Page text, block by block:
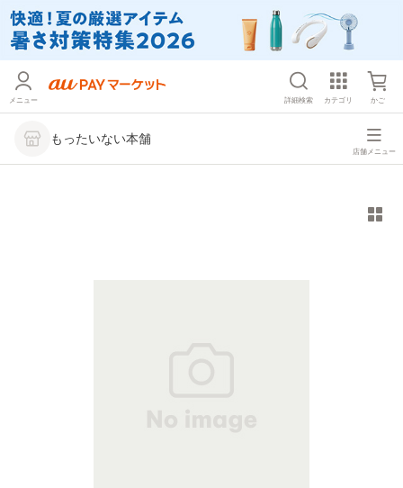
メニュー 詳細検索 カテゴリ かご
もったいない本舗
店舗メニュー